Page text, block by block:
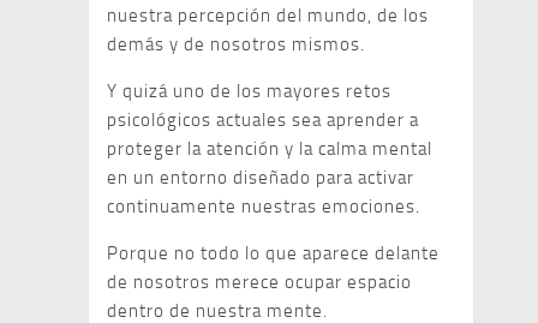
nuestra percepción del mundo, de los
demás y de nosotros mismos.
Y quizá uno de los mayores retos
psicológicos actuales sea aprender a
proteger la atención y la calma mental
en un entorno diseñado para activar
continuamente nuestras emociones.
Porque no todo lo que aparece delante
de nosotros merece ocupar espacio
dentro de nuestra mente.